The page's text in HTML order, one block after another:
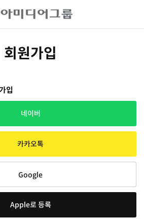
회원가입
입
네이버
카카오톡
Google
Apple로 등록